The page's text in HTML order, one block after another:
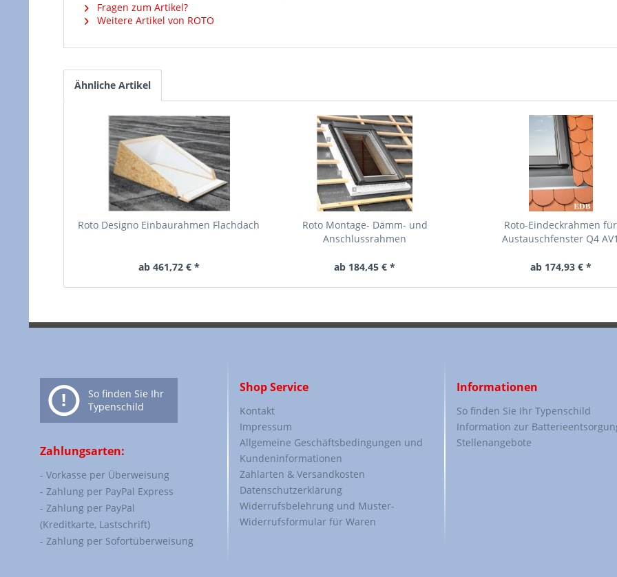
Fragen zum Artikel?
Weitere Artikel von ROTO
Ähnliche Artikel
Roto Designo Einbaurahmen Flachdach
ab 461,72 € *
Roto Montage- Dämm- und
Anschlussrahmen
ab 184,45 € *
Roto-Eindeckrahmen für
Austauschfenster Q4
ab 174,93 € *
So finden Sie Ihr
Typenschild
Zahlungsarten:
- Vorkasse per Überweisung
- Zahlung per PayPal Express
- Zahlung per PayPal
(Kreditkarte, Lastschrift)
- Zahlung per Sofortüberweisung
Shop Service
Kontakt
Impressum
Allgemeine Geschäftsbedingungen und
Kundeninformationen
Zahlarten & Versandkosten
Datenschutzerklärung
Widerrufsbelehrung und Muster-
Widerrufsformular für Waren
Informationen
So finden Sie Ihr Typenschild
Information zur
Stellenangebote